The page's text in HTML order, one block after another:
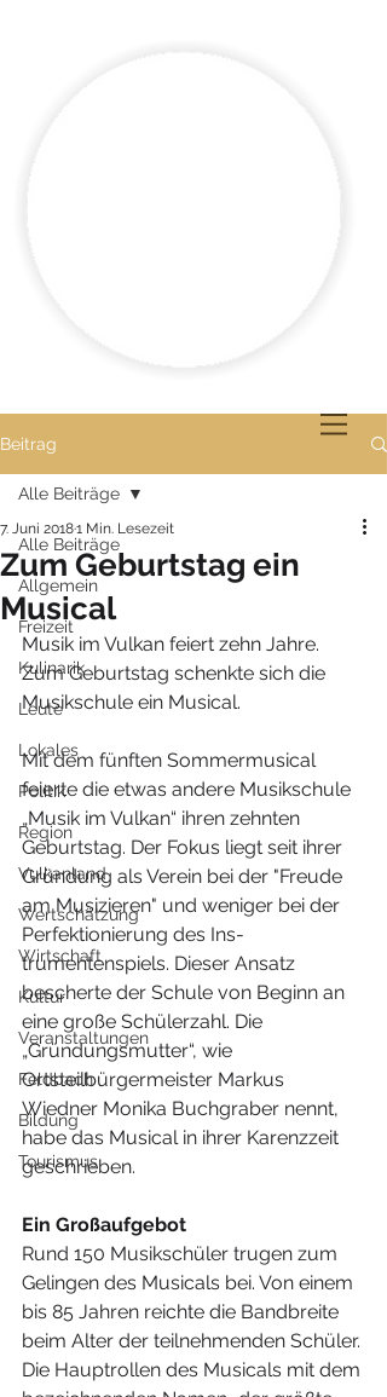
Beitrag
Alle Beiträge
Allgemein
Freizeit
Kulinarik
Leute
Lokales
Politik
Region
Vulkanland
Wertschätzung
Wirtschaft
Kultur
Veranstaltungen
Feldbach
Bildung
Tourismus
Alle Beiträge
Zum Geburtstag ein
Musical
7. Juni 20181 Min. Lesezeit
Musik im Vulkan feiert zehn Jahre.
Zum Geburtstag schenkte sich die
Musikschule ein Musical.
Mit dem fünften Sommermusical
feierte die etwas andere Musikschule
„Musik im Vulkan“ ihren zehnten
Geburtstag. Der Fokus liegt seit ihrer
Gründung als Verein bei der "Freude
am Musizieren" und weniger bei der
Perfektionierung des Ins-
trumentenspiels. Dieser Ansatz
bescherte der Schule von Beginn an
eine große Schülerzahl. Die
„Gründungsmutter“, wie
Ortsteilbürgermeister Markus
Wiedner Monika Buchgraber nennt,
habe das Musical in ihrer Karenzzeit
geschrieben.
Ein Großaufgebot
Rund 150 Musikschüler trugen zum
Gelingen des Musicals bei. Von einem
bis 85 Jahren reichte die Bandbreite
beim Alter der teilnehmenden Schüler.
Die Hauptrollen des Musicals mit dem